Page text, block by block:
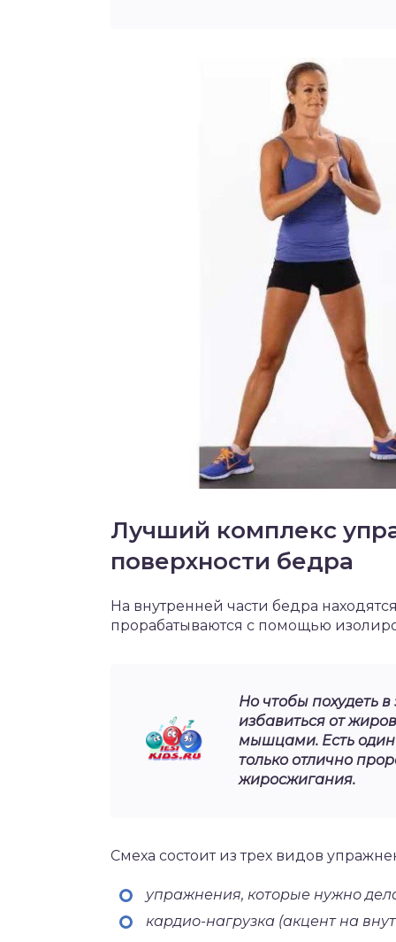
Лучший комплекс
поверхности бедра
На внутренней части бедра
прорабатываются с помощью
Но чтобы похудеть
избавиться от
мышцами. Есть
только отлично
жиросжигания.
Смеха состоит из трех видов
упражнения, которые нужно
кардио-нагрузка (акцент на